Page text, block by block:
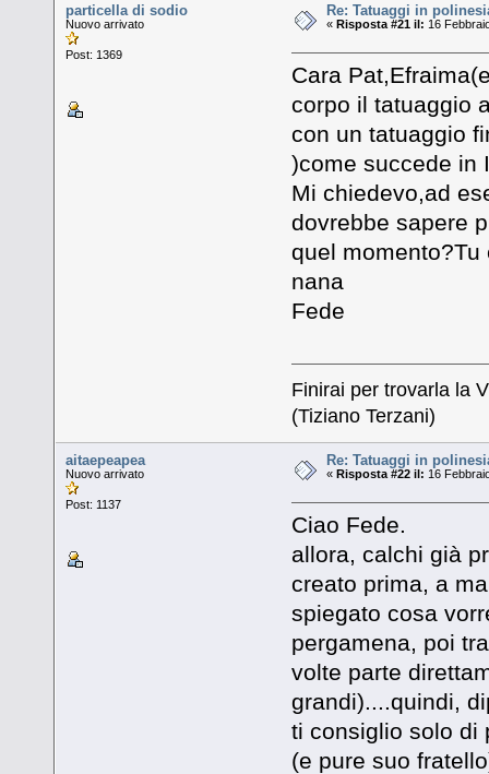
particella di sodio
Nuovo arrivato
Post: 1369
Re: Tatuaggi in
«Risposta #21 il: 16
Cara
corpo il tatuaggio
con un tatuaggio
)come succede in
Mi chiedevo,ad
dovrebbe sapere
quel
nana
Fede
Finirai per trovarla la
(Tiziano Terzani)
aitaepeapea
Nuovo arrivato
Post: 1137
Re: Tatuaggi in
«Risposta #22 il: 16
Ciao Fede.
allora, calchi già
creato prima, a
spiegato cosa
pergamena, poi
volte parte
grandi)....quindi,
ti consiglio solo di
(e pure suo